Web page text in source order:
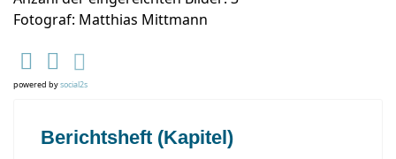
Fotograf: Matthias Mittmann
powered bysocial2s
Berichtsheft (Kapitel)